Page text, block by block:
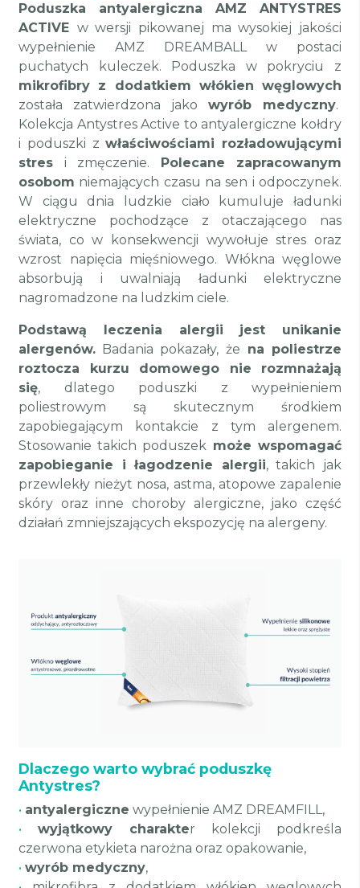
Poduszka antyalergiczna AMZ ANTYSTRES
ACTIVE w wersji pikowanej ma wysokiej jakości
wypełnienie AMZ DREAMBALL w postaci
puchatych kuleczek. Poduszka w pokryciu z
mikrofibry z dodatkiem włókien węglowych
została zatwierdzona jako wyrób medyczny.
Kolekcja Antystres Active to antyalergiczne kołdry
i poduszki zwłaściwościami rozładowującymi
stres i zmęczenie.
Polecane zapracowanym
osobom niemających czasu na sen i odpoczynek.
W ciągu dnia ludzkie ciało kumuluje ładunki
elektryczne pochodzące z otaczającego nas
świata, co w konsekwencji wywołuje stres oraz
wzrost napięcia mięśniowego. Włókna węglowe
absorbują i uwalniają ładunki elektryczne
nagromadzone na ludzkim ciele.
Podstawą leczenia alergii jest unikanie
alergenów. Badania pokazały, że na poliestrze
roztocza kurzu domowego nie rozmnażają
się, dlatego poduszki z wypełnieniem
poliestrowym są skutecznym środkiem
zapobiegającym kontakcie z tym alergenem.
Stosowanie takich poduszek może wspomagać
zapobieganie i łagodzenie alergii, takich jak
przewlekły nieżyt nosa, astma, atopowe zapalenie
skóry oraz inne choroby alergiczne, jako część
działań zmniejszających ekspozycję na alergeny.
Dlaczego warto wybrać poduszkę
Antystres?
• antyalergiczne wypełnienie AMZ DREAMFILL,
• wyjątkowy charakter kolekcji podkreśla
czerwona etykieta narożna oraz opakowanie,
• wyrób medyczny,